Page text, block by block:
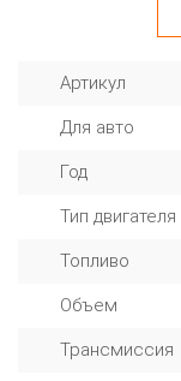
Артикул
Для авто
Год
Тип двигателя
Топливо
Объем
Трансмиссия